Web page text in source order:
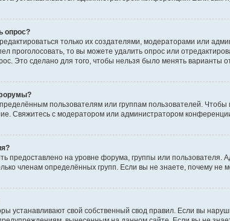
опрос?
только их создателями, модераторами или
проголосовать, то вы можете удалить опрос или
Это сделано для того, чтобы нельзя было менять варианты
пользователям или группам пользователей.
Свяжитесь с модератором или администратором
предоставлено на уровне форума, группы или
членам определённых групп. Если вы не знаете, почему не
устанавливают свой собственный свод правил. Если вы